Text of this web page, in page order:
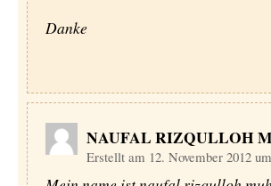
Danke
NAUFAL RIZQULLOH M
Erstellt am 12. November 2012